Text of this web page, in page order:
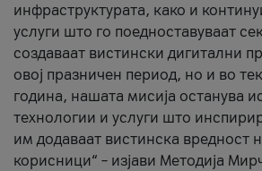
инфраструктурата, како и
услуги што го поедноставуваат
создаваат вистински дигитални
овој празничен период, но и во
година, нашата мисија останува
технологии и услуги што
им додаваат вистинска вредност
корисници“ – изјави Методија